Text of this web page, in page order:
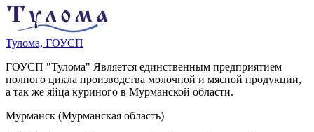
Тулома, ГОУСП
ГОУСП "Тулома" Является единственным предприятием
полного цикла производства молочной и мясной продукции,
а так же яйца куриного в Мурманской области.
Мурманск (Мурманская область)